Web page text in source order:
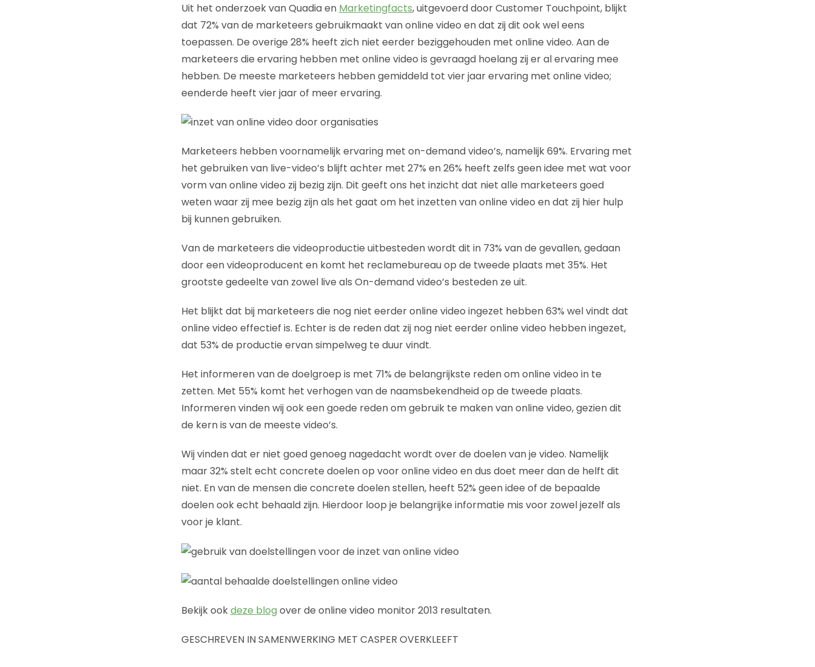
Uit het onderzoek van Quadia en Marketingfacts, uitgevoerd door Customer Touchpoint, blijkt
dat 72% van de marketeers gebruikmaakt van online video en dat zij dit ook wel eens
toepassen. De overige 28% heeft zich niet eerder beziggehouden met online video. Aan de
marketeers die ervaring hebben met online video is gevraagd hoelang zij er al ervaring mee
hebben. De meeste marketeers hebben gemiddeld tot vier jaar ervaring met online video;
eenderde heeft vier jaar of meer ervaring.
Marketeers hebben voornamelijk ervaring met on-demand video’s, namelijk 69%. Ervaring met
het gebruiken van live-video’s blijft achter met 27% en 26% heeft zelfs geen idee met wat voor
vorm van online video zij bezig zijn. Dit geeft ons het inzicht dat niet alle marketeers goed
weten waar zij mee bezig zijn als het gaat om het inzetten van online video en dat zij hier hulp
bij kunnen gebruiken.
Van de marketeers die videoproductie uitbesteden wordt dit in 73% van de gevallen, gedaan
door een videoproducent en komt het reclamebureau op de tweede plaats met 35%. Het
grootste gedeelte van zowel live als On-demand video’s besteden ze uit.
Het blijkt dat bij marketeers die nog niet eerder online video ingezet hebben 63% wel vindt dat
online video effectief is. Echter is de reden dat zij nog niet eerder online video hebben ingezet,
dat 53% de productie ervan simpelweg te duur vindt.
Het informeren van de doelgroep is met 71% de belangrijkste reden om online video in te
zetten. Met 55% komt het verhogen van de naamsbekendheid op de tweede plaats.
Informeren vinden wij ook een goede reden om gebruik te maken van online video, gezien dit
de kern is van de meeste video’s.
Wij vinden dat er niet goed genoeg nagedacht wordt over de doelen van je video. Namelijk
maar 32% stelt echt concrete doelen op voor online video en dus doet meer dan de helft dit
niet. En van de mensen die concrete doelen stellen, heeft 52% geen idee of de bepaalde
doelen ook echt behaald zijn. Hierdoor loop je belangrijke informatie mis voor zowel jezelf als
voor je klant.
Bekijk ookdeze blog over de online video monitor 2013 resultaten.
GESCHREVEN IN SAMENWERKING MET CASPER OVERKLEEFT